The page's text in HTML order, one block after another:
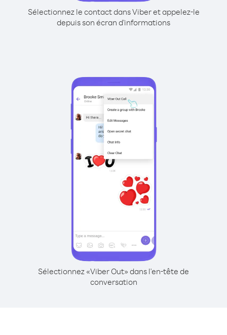
Sélectionnez le contact dans Viber et appelez-le
depuis son écran d'informations
Sélectionnez «Viber Out» dans l'en-tête de
conversation